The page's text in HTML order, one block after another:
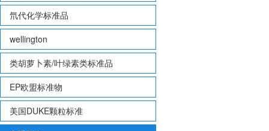
氘代化学标准品
wellington
类胡萝卜素/叶绿素类标准品
EP欧盟标准物
美国DUKE颗粒标准